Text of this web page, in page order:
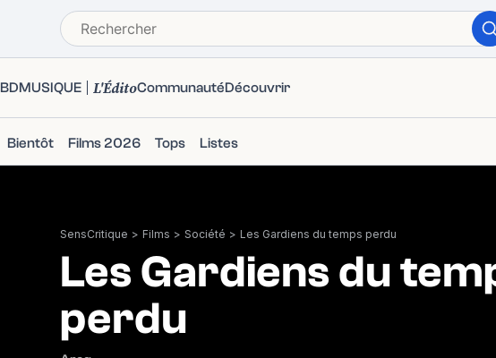
BDMUSIQUE L'ÉditoCommunautéDécouvrir
Bientôt Films 2026 Tops Listes
SensCritique > Films > Société > Les Gardiens du temps perdu
Les Gardiens du
perdu